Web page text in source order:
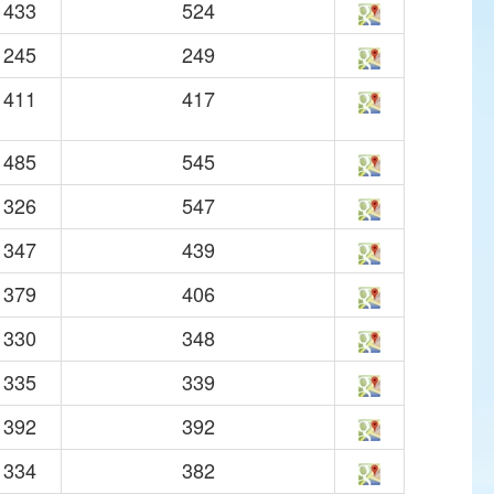
433
524
245
249
411
417
485
545
326
547
347
439
379
406
330
348
335
339
392
392
334
382